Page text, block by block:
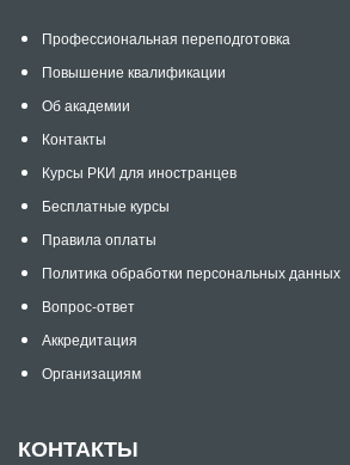
Профессиональная переподготовка
Повышение квалификации
Об академии
Контакты
Курсы РКИ для иностранцев
Бесплатные курсы
Правила оплаты
Политика обработки персональных данных
Вопрос-ответ
Аккредитация
Организациям
КОНТАКТЫ